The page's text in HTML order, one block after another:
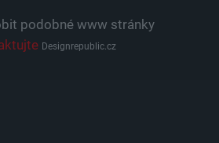
podobné www stránky
Designrepublic.cz